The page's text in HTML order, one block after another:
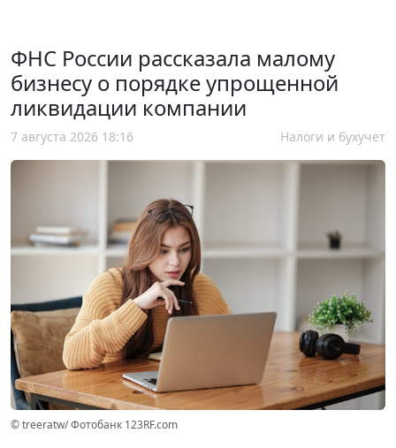
ФНС России рассказала малому
бизнесу о порядке упрощенной
ликвидации компании
7 августа 2026 18:16 Налоги и бухучет
© treeratw/ Фотобанк 123RF.com